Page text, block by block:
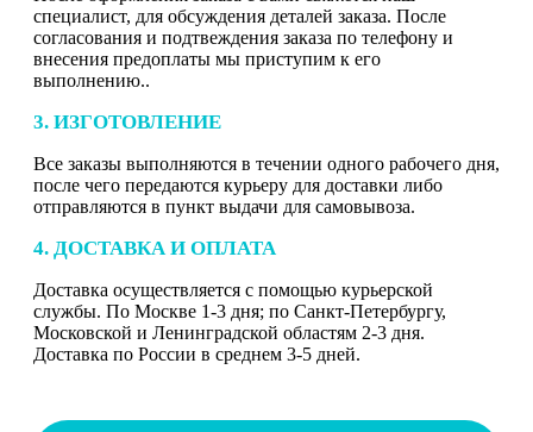
специалист, для обсуждения деталей заказа. После
согласования и подтвеждения заказа по телефону и
внесения предоплаты мы приступим к его
выполнению..
3. ИЗГОТОВЛЕНИЕ
Все заказы выполняются в течении одного рабочего дня,
после чего передаются курьеру для доставки либо
отправляются в пункт выдачи для самовывоза.
4. ДОСТАВКА И ОПЛАТА
Доставка осуществляется с помощью курьерской
службы. По Москве 1-3 дня; по Санкт-Петербургу,
Московской и Ленинградской областям 2-3 дня.
Доставка по России в среднем 3-5 дней.